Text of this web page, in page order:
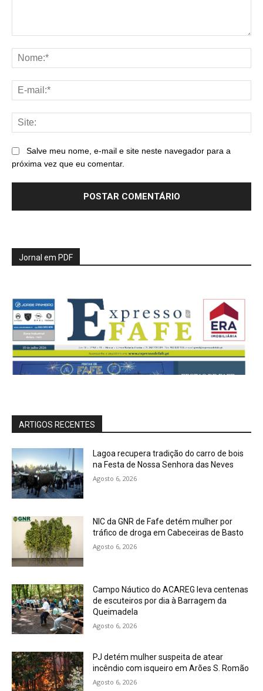
Salve meu nome, e-mail e site neste navegador para a
próxima vez que eu comentar.
Jornal em PDF
ARTIGOS RECENTES
Lagoa recupera tradição do carro de bois
na Festa de Nossa Senhora das Neves
Agosto 6, 2026
NIC da GNR de Fafe detém mulher por
tráfico de droga em Cabeceiras de Basto
Agosto 6, 2026
Campo Náutico do ACAREG leva centenas
de escuteiros por dia à Barragem da
Queimadela
Agosto 6, 2026
PJ detém mulher suspeita de atear
incêndio com isqueiro em Arões S. Romão
Agosto 6, 2026